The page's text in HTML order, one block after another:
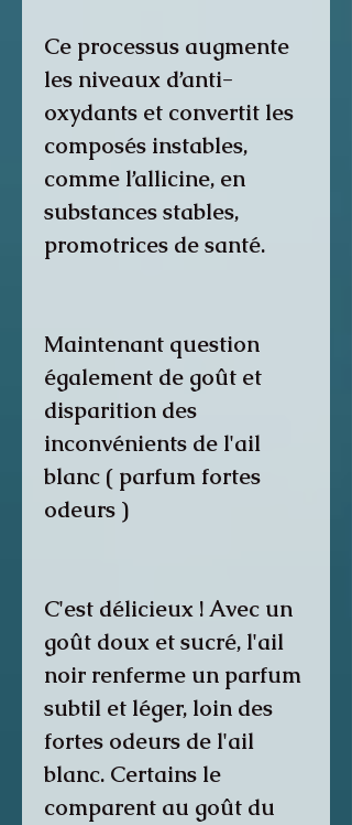
Ce processus augmente
les niveaux d’anti-
oxydants et convertit les
composés instables,
comme l’allicine, en
substances stables,
promotrices de santé.
Maintenant question
également de goût et
disparition des
inconvénients de l'ail
blanc ( parfum fortes
odeurs )
C'est délicieux ! Avec un
goût doux et sucré, l'ail
noir renferme un parfum
subtil et léger, loin des
fortes odeurs de l'ail
blanc. Certains le
comparent au goût du